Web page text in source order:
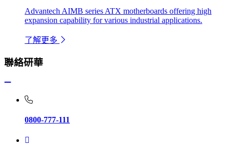
Advantech AIMB series ATX motherboards offering high
expansion capability for various industrial applications.
了解更多
聯絡研華
0800-777-111